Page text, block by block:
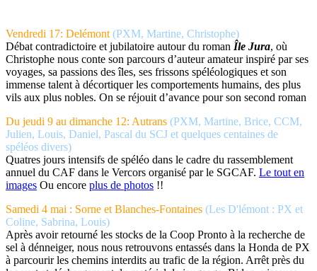
Vendredi 17: Delémont (PXM, Martine, Christophe)
Débat contradictoire et jubilatoire autour du roman Île Jura, où
Christophe nous conte son parcours d’auteur amateur inspiré par ses
voyages, sa passions des îles, ses frissons spéléologiques et son
immense talent à décortiquer les comportements humains, des plus
vils aux plus nobles. On se réjouit d’avance pour son second roman
Du jeudi 9 au dimanche 12: Autrans (PXM, Martine, Brice, CCM,
Julien, Louis, Daniel, Pascal du SCJ et quelques centaines de
spéléos divers)
Quatres jours intensifs de spéléo dans le cadre du rassemblement
annuel du CAF dans le Vercors organisé par le SGCAF. Le tout en
images Ou encore plus de photos !!
Samedi 4 mai : Sorne et Blanches-Fontaines (Les D'lémont : PX et
Coline, Sabrina, Louis)
Après avoir retourné les stocks de la Coop Pronto à la recherche de
sel à dénneiger, nous nous retrouvons entassés dans la Honda de PX
à parcourir les chemins interdits au trafic de la région. Arrêt près du